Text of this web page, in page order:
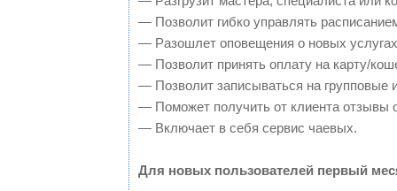
— Позволит гибко управлять
— Разошлет оповещения о новых
— Позволит принять оплату на карту/
— Позволит записываться на групповые
— Поможет получить от клиента отзывы
— Включает в себя сервис чаевых.
Для новых пользователей первый